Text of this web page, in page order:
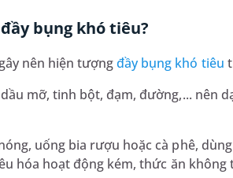
bụng khó tiêu?
nên hiện tượngđầy bụng khó tiêu
mỡ, tinh bột, đạm, đường,... nên
uống bia rượu hoặc cà phê,
hóa hoạt động kém, thức ăn không